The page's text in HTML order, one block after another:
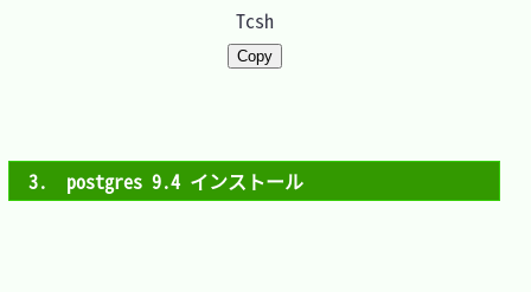
Tcsh
Copy
3.　postgres 9.4 インストール